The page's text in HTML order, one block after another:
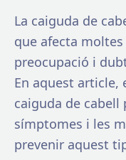
La caiguda de
que afecta
preocupació i
En aquest article,
caiguda de cabell
símptomes i les
prevenir aquest